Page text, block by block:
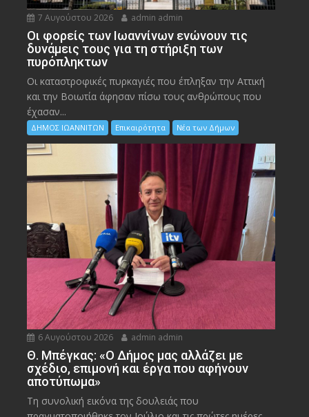
7 Αυγούστου 2026 admin admin
Οι φορείς των Ιωαννίνων ενώνουν τις
δυνάμεις τους για τη στήριξη των
πυρόπληκτων
Οι καταστροφικές πυρκαγιές που έπληξαν την Αττική
και την Bοιωτία άφησαν πίσω τους ανθρώπους που
έχασαν...
ΔΗΜΟΣ ΙΩΑΝΝΙΤΩΝ Επικαιρότητα Νέα των Δήμων
6 Αυγούστου 2026 admin admin
Θ. Μπέγκας: «Ο Δήμος μας αλλάζει με
σχέδιο, επιμονή και έργα που αφήνουν
αποτύπωμα»
Τη συνολική εικόνα της δουλειάς που